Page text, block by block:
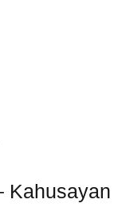
Kahusayan